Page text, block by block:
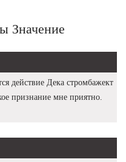
Значение
действие Дека стромбажект
признание мне приятно.